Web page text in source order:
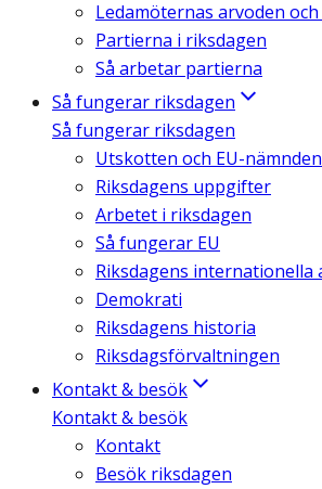
Ledamöternas arvoden
Partierna i riksdagen
Så arbetar partierna
Så fungerar riksdagen
Så fungerar riksdagen
Utskotten och EU-nämnden
Riksdagens uppgifter
Arbetet i riksdagen
Så fungerar EU
Riksdagens internationella
Demokrati
Riksdagens historia
Riksdagsförvaltningen
Kontakt & besök
Kontakt & besök
Kontakt
Besök riksdagen